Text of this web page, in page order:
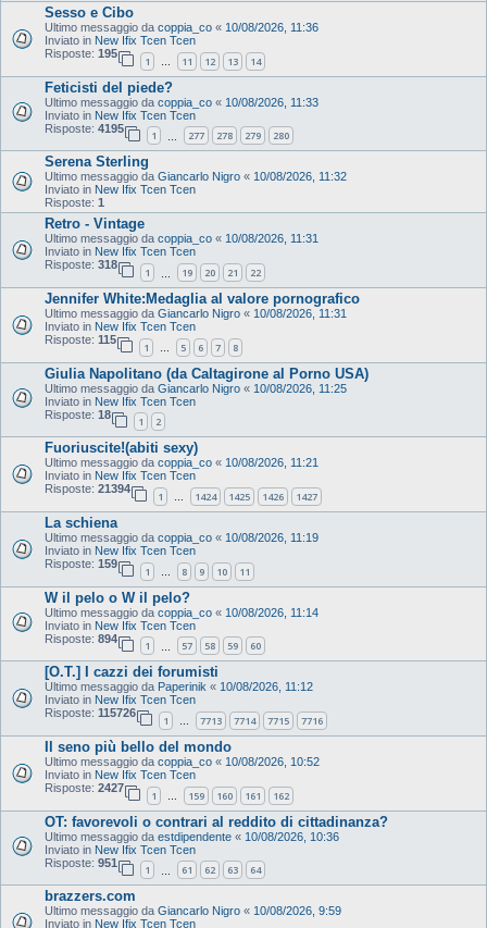
Sesso e Cibo
Ultimo messaggio da coppia_co « 10/08/2026, 11:36
Inviato in New Ifix Tcen Tcen
Risposte: 195
1 … 11 12 13 14
Feticisti del piede?
Ultimo messaggio da coppia_co « 10/08/2026, 11:33
Inviato in New Ifix Tcen Tcen
Risposte: 4195
1 277 278 279 280
Serena Sterling
Ultimo messaggio da Giancarlo Nigro « 10/08/2026, 11:32
Inviato in New Ifix Tcen Tcen
Risposte: 1
Retro - Vintage
Ultimo messaggio da coppia_co « 10/08/2026, 11:31
Inviato in New Ifix Tcen Tcen
Risposte: 318
1 19 20 21 22
Jennifer White:Medaglia al valore pornografico
Ultimo messaggio da Giancarlo Nigro « 10/08/2026, 11:31
Inviato in New Ifix Tcen Tcen
Risposte: 115
1 … 5 6 7 8
Giulia Napolitano (da Caltagirone al Porno USA)
Ultimo messaggio da Giancarlo Nigro « 10/08/2026, 11:25
Inviato in New Ifix Tcen Tcen
Risposte: 18
1 2
Fuoriuscite!(abiti sexy)
Ultimo messaggio da coppia_co « 10/08/2026, 11:21
Inviato in New Ifix Tcen Tcen
Risposte: 21394
1 … 1424 1425 1426 1427
La schiena
Ultimo messaggio da coppia_co « 10/08/2026, 11:19
Inviato in New Ifix Tcen Tcen
Risposte: 159
1 … 8 9 10 11
W il pelo o W il pelo?
Ultimo messaggio da coppia_co « 10/08/2026, 11:14
Inviato in New Ifix Tcen Tcen
Risposte: 894
1 57 58 59 60
[O.T.] I cazzi dei forumisti
Ultimo messaggio da Paperinik « 10/08/2026, 11:12
Inviato in New Ifix Tcen Tcen
Risposte: 115726
1 … 7713 7714 7715 7716
Il seno più bello del mondo
Ultimo messaggio da coppia_co « 10/08/2026, 10:52
Inviato in New Ifix Tcen Tcen
Risposte: 2427
1 … 159 160 161 162
OT: favorevoli o contrari al reddito di cittadinanza?
Ultimo messaggio da estdipendente « 10/08/2026, 10:36
Inviato in New Ifix Tcen Tcen
Risposte: 951
1 61 62 63 64
brazzers.com
Ultimo messaggio da Giancarlo Nigro « 10/08/2026, 9:59
Inviato in New Ifix Tcen Tcen